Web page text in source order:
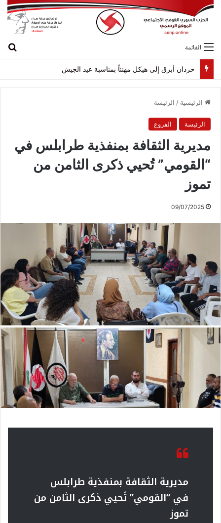
القائمة
حردان أبرق إلى هيكل مهنئاً بمناسبة عيد الجيش
الرئيسية / الرئيسة
الرئيسة الفروع
مديرية الثقافة بمنفذية طرابلس في
“القومي” تُحيي ذكرى الثامن من
تموز
09/07/2025
مديرية الثقافة بمنفذية طرابلس
في “القومي” تُحيي ذكرى الثامن من
تموز